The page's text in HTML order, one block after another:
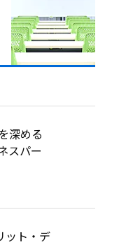
深める
スパー
ット・デ